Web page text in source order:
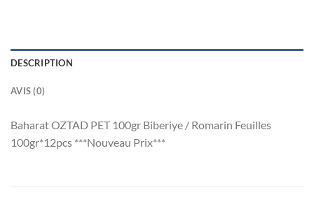
DESCRIPTION
AVIS (0)
Baharat OZTAD PET 100gr Biberiye / Romarin Feuilles
100gr*12pcs ***Nouveau Prix***